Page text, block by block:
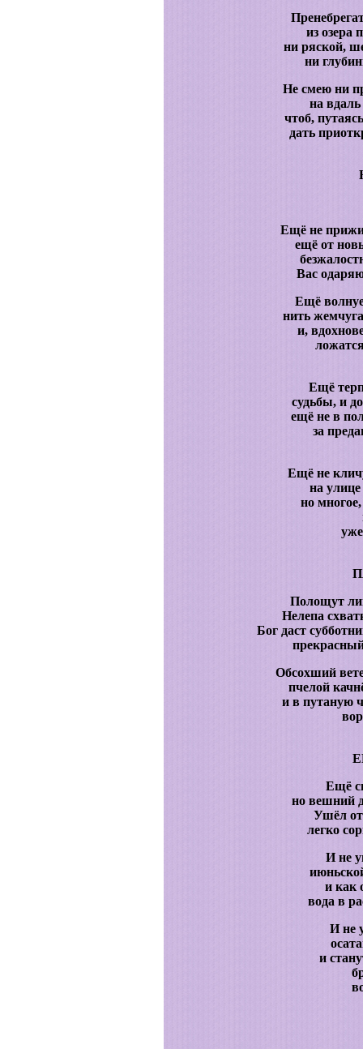
из озера
ни ряской,
ни
Не смею ни
на
чтоб,
дать
Ещё не
ещё от
Вас
Ещё
нить
и,
Ещё
судьбы, и
ещё не в
за
Ещё не
на
но
Полощут
Нелепа
Бог даст
Обсохший
пчелой
и в путаную
Ещё
но вешний
Ушёл
легко
И не
и как
вода в
И не
и